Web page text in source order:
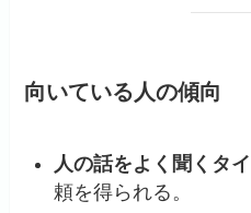
向いている人の傾向
人の話をよく聞くタ
頼を得られる。